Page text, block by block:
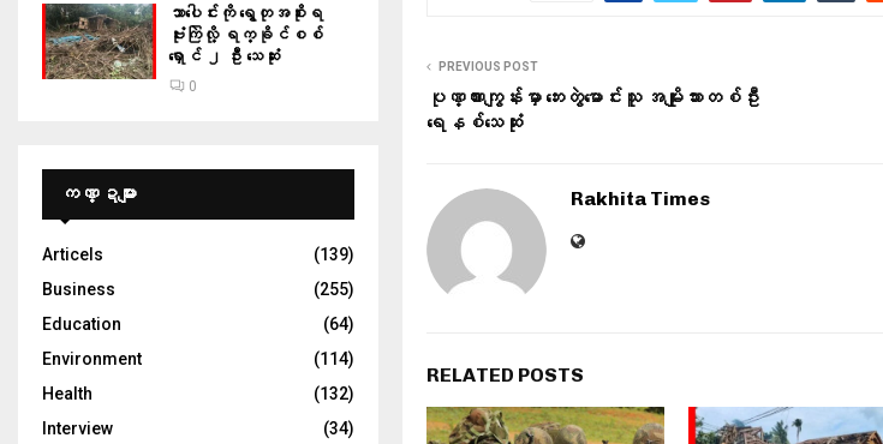
PREVIOUS POST
ပုဏ္ဏားကျွန်းမှာ ဘေးတွဲမောင်းသူ အမျိုးသားတစ်ဦး
ရေနစ်သေဆုံး
Rakhita Times
RELATED POSTS
သာပေါင်းကို ရွေတုအစိုးရ
ဗုံးကြဲလို့ ရက္ခိုင်စစ်
ရှောင် ၂ ဦး သေဆုံး
0
ကဏ္ဍများ
Articels
(139)
Business
(255)
Education
(64)
Environment
(114)
Health
(132)
Interview
(34)